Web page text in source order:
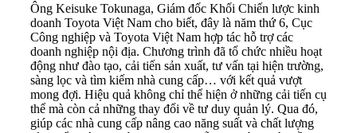
Ông Keisuke Tokunaga, Giám đốc Khối Chiến lược kinh
doanh Toyota Việt Nam cho biết, đây là năm thứ 6, Cục
Công nghiệp và Toyota Việt Nam hợp tác hỗ trợ các
doanh nghiệp nội địa. Chương trình đã tổ chức nhiều hoạt
động như đào tạo, cải tiến sản xuất, tư vấn tại hiện trường,
sàng lọc và tìm kiếm nhà cung cấp… với kết quả vượt
mong đợi. Hiệu quả không chỉ thể hiện ở những cải tiến cụ
thể mà còn cả những thay đổi về tư duy quản lý. Qua đó,
giúp các nhà cung cấp nâng cao năng suất và chất lượng